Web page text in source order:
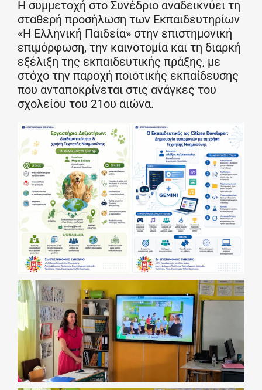
Η συμμετοχή στο Συνέδριο αναδεικνύει τη
σταθερή προσήλωση των Εκπαιδευτηρίων
«Η Ελληνική Παιδεία» στην επιστημονική
επιμόρφωση, την καινοτομία και τη διαρκή
εξέλιξη της εκπαιδευτικής πράξης, με
στόχο την παροχή ποιοτικής εκπαίδευσης
που ανταποκρίνεται στις ανάγκες του
σχολείου του 21ου αιώνα.